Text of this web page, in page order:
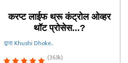
करप्ट लाईफ थ्रू कंट्रोल ओव्हर
थॉट प्रोसेस...?
द्वारा Khushi Dhoke..️️️
(36.1k)